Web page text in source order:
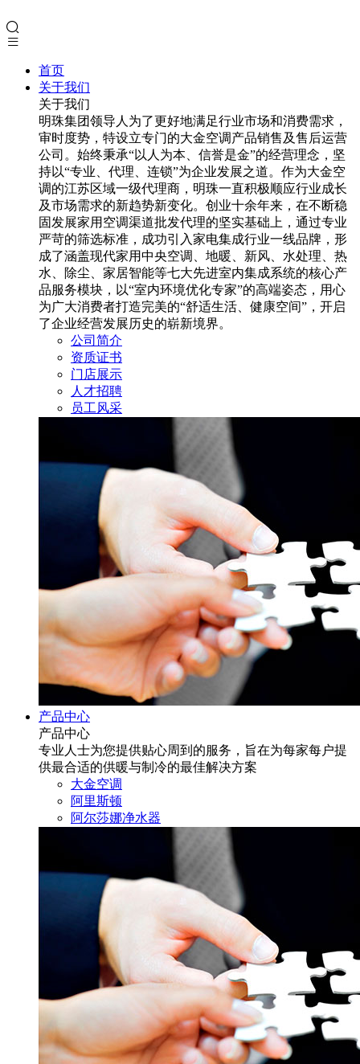
首页
关于我们
关于我们
明珠集团领导人为了更好地满足行业市场和消费需求，
审时度势，特设立专门的大金空调产品销售及售后运营
公司。始终秉承“以人为本、信誉是金”的经营理念，坚
持以“专业、代理、连锁”为企业发展之道。作为大金空
调的江苏区域一级代理商，明珠一直积极顺应行业成长
及市场需求的新趋势新变化。创业十余年来，在不断稳
固发展家用空调渠道批发代理的坚实基础上，通过专业
严苛的筛选标准，成功引入家电集成行业一线品牌，形
成了涵盖现代家用中央空调、地暖、新风、水处理、热
水、除尘、家居智能等七大先进室内集成系统的核心产
品服务模块，以“室内环境优化专家”的高端姿态，用心
为广大消费者打造完美的“舒适生活、健康空间”，开启
了企业经营发展历史的崭新境界。
公司简介
资质证书
门店展示
人才招聘
员工风采
产品中心
产品中心
专业人士为您提供贴心周到的服务，旨在为每家每户提
供最合适的供暖与制冷的最佳解决方案
大金空调
阿里斯顿
阿尔莎娜净水器